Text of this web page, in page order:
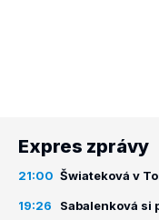
Expres zprávy
21:00 Šwiateková v
19:26 Sabalenková si